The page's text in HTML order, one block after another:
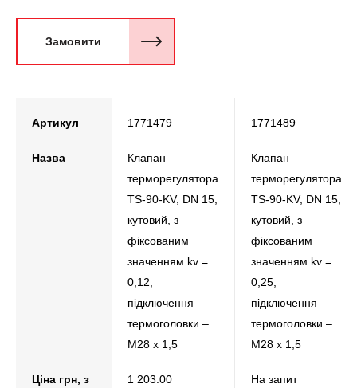
Замовити
Артикул 1771479 1771489
Назва
Клапан
терморегулятора
TS-90-KV, DN 15,
кутовий, з
фіксованим
значенням kv =
0,12,
підключення
термоголовки –
М28 х 1,5
Клапан
терморегулятора
TS-90-KV, DN 15,
кутовий, з
фіксованим
значенням kv =
0,25,
підключення
термоголовки –
М28 х 1,5
Ціна грн, з
1 203.00 На запит